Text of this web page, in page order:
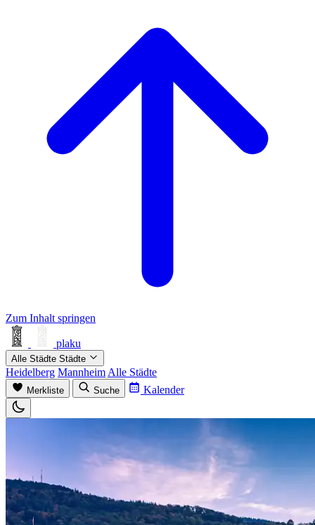
Zum Inhalt springen
plaku
Alle Städte Städte
Heidelberg Mannheim Alle Städte
Merkliste Suche Kalender